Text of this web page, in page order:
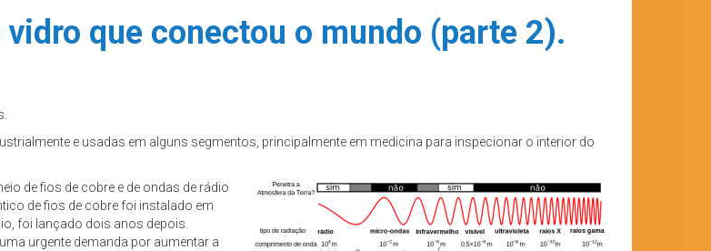
que conectou o mundo (parte 2).
e usadas em alguns segmentos, principalmente em medicina para inspecionar o interior do
de fios de cobre e de ondas de rádio
de fios de cobre foi instalado em
foi lançado dois anos depois.
urgente demanda por aumentar a